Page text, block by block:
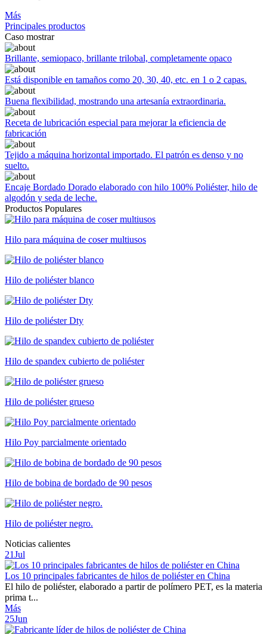
Más
Principales productos
Caso mostrar
Brillante, semiopaco, brillante trilobal, completamente opaco
Está disponible en tamaños como 20, 30, 40, etc. en 1 o 2 capas.
Buena flexibilidad, mostrando una artesanía extraordinaria.
Receta de lubricación especial para mejorar la eficiencia de
fabricación
Tejido a máquina horizontal importado. El patrón es denso y no
suelto.
Encaje Bordado Dorado elaborado con hilo 100% Poliéster, hilo de
algodón y seda de leche.
Productos Populares
Hilo para máquina de coser multiusos
Hilo de poliéster blanco
Hilo de poliéster Dty
Hilo de spandex cubierto de poliéster
Hilo de poliéster grueso
Hilo Poy parcialmente orientado
Hilo de bobina de bordado de 90 pesos
Hilo de poliéster negro.
Noticias calientes
21Jul
Los 10 principales fabricantes de hilos de poliéster en China
El hilo de poliéster, elaborado a partir de polímero PET, es la materia
prima t...
Más
25Jun